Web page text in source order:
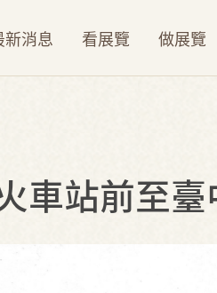
新消息 看展覽 做展覽
站前至臺